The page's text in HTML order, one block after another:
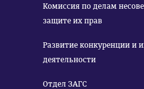
Комиссия по делам
защите их прав
Развитие конкуренции и
деятельности
Отдел ЗАГС